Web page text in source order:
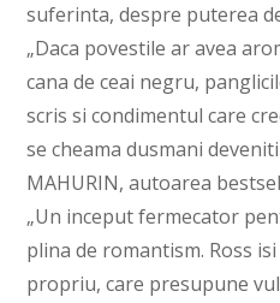
suferinta, despre puterea
„Daca povestile ar avea
cana de ceai negru,
scris si condimentul care
se cheama dusmani
MAHURIN, autoarea
„Un inceput fermecator
plina de romantism. Ross
propriu, care presupune